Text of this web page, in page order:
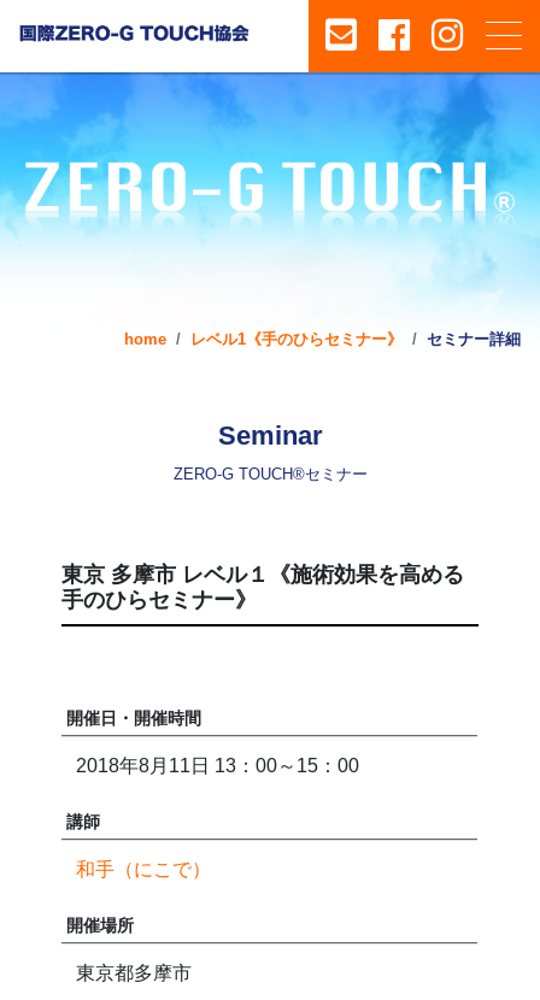
home レベル1《手のひらセミナー》 セミナー詳細
Seminar
ZERO-G TOUCH®セミナー
東京 多摩市 レベル１《施術効果を高める
手のひらセミナー》
開催日・開催時間
2018年8月11日 13：00～15：00
講師
和手（にこで）
開催場所
東京都多摩市